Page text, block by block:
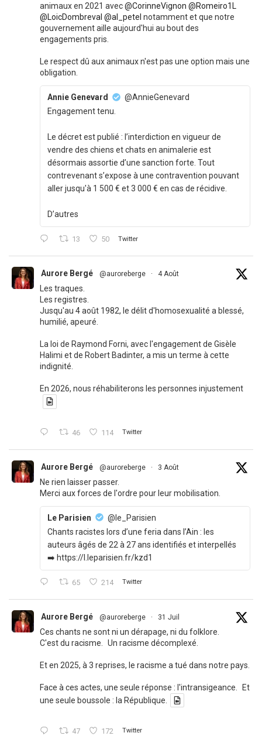
animaux en 2021 avec@CorinneVignon @Romeiro1L
@LoicDombreval @al_petel notamment et que notre
gouvernement aille aujourd'hui au bout des
engagements pris.
Le respect dû aux animaux n'est pas une option mais une
obligation.
Annie Genevard
@AnnieGenevard
Engagement tenu.
Le décret est publié : l’interdiction en vigueur de
vendre des chiens et chats en animalerie est
désormais assortie d’une sanction forte. Tout
contrevenant s’expose à une contravention pouvant
aller jusqu'à 1 500 € et 3 000 € en cas de récidive.
D’autres
13 50 Twitter
Aurore Bergé @auroreberge · 4 Août
Les traques.
Les registres.
Jusqu'au 4 août 1982, le délit d'homosexualité a blessé,
humilié, apeuré.
La loi de Raymond Forni, avec l'engagement de Gisèle
Halimi et de Robert Badinter, a mis un terme à cette
indignité.
En 2026, nous réhabiliterons les personnes injustement
46 114 Twitter
Aurore Bergé @auroreberge · 3 Août
Ne rien laisser passer.
Merci aux forces de l'ordre pour leur mobilisation.
Le Parisien
@le_Parisien
Chants racistes lors d’une feria dans l’Ain : les
auteurs âgés de 22 à 27 ans identifiés et interpellés
➡️ https://l.leparisien.fr/kzd1
65 214 Twitter
Aurore Bergé @auroreberge · 31 Juil
Ces chants ne sont ni un dérapage, ni du folklore.
C'est du racisme. Un racisme décomplexé.
Et en 2025, à 3 reprises, le racisme a tué dans notre pays.
Face à ces actes, une seule réponse : l'intransigeance. Et
une seule boussole : la République.
47 172 Twitter